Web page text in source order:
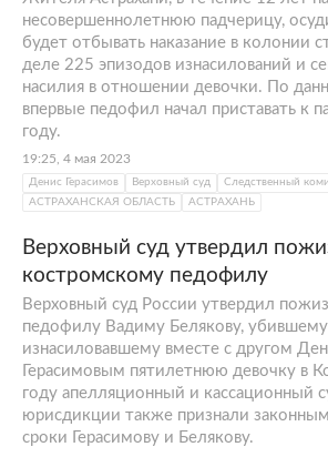
несовершеннолетнюю падчерицу,
будет отбывать наказание в колонии
деле 225 эпизодов изнасилований и
насилия в отношении девочки. По
впервые педофил начал приставать к
году.
19:25, 4 мая 2023
Денис Герасимов Верховный суд
Следственный
АСТРАХАНСКАЯ ОБЛАСТЬ
АСТРАХАНЬ
Верховный суд утвердил
костромскому педофилу
Верховный суд России утвердил
педофилу Вадиму Белякову,
изнасиловавшему вместе с другом
Герасимовым пятилетнюю девочку в
году апелляционный и кассационный
юрисдикции также признали
сроки Герасимову и Белякову.